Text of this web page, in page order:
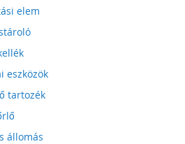
elem
eszközök
tartozék
állomás